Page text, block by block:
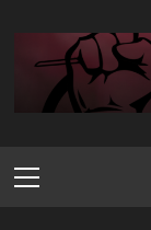
contenido
principal